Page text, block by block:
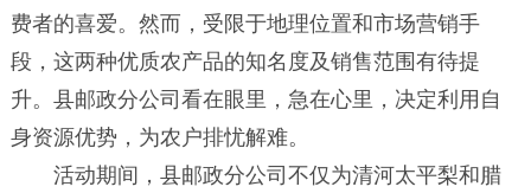
费者的喜爱。然而，受限于地理位置和市场营销手
段，这两种优质农产品的知名度及销售范围有待提
升。县邮政分公司看在眼里，急在心里，决定利用自
身资源优势，为农户排忧解难。
活动期间，县邮政分公司不仅为清河太平梨和腊